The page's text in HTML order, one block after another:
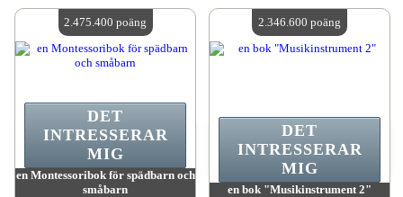
Antal tillgängliga:4
Antal tillgängliga:4
en Montessoribok för spädbarn och
småbarn
DET
INTRESSERAR
MIG
2.475.400 poäng
en bok "Musikinstrument 2"
DET
INTRESSERAR
MIG
2.346.600 poäng